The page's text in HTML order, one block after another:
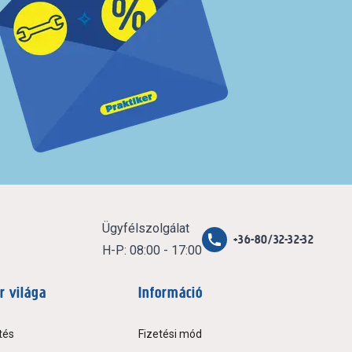
Ügyfélszolgálat
H-P: 08:00 - 17:00
+36-80/32-32-32
világa Információ
Fizetési mód